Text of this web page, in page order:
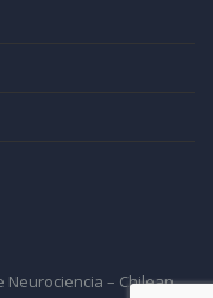
Neurociencia – Chilean